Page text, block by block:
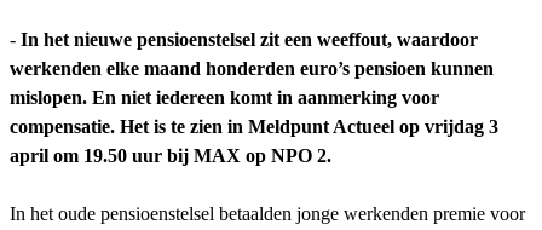
- In het nieuwe pensioenstelsel zit een weeffout, waardoor
werkenden elke maand honderden euro’s pensioen kunnen
mislopen. En niet iedereen komt in aanmerking voor
compensatie. Het is te zien in Meldpunt Actueel op vrijdag 3
april om 19.50 uur bij MAX op NPO 2.
In het oude pensioenstelsel betaalden jonge werkenden premie voor